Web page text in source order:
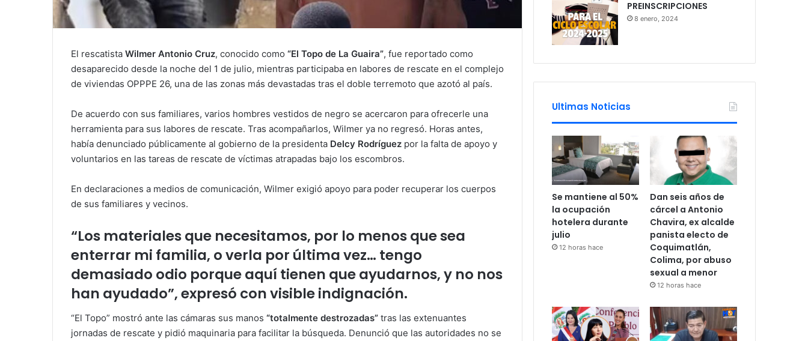
El rescatista Wilmer Antonio Cruz, conocido como “El Topo de La Guaira”, fue reportado como
desaparecido desde la noche del 1 de julio, mientras participaba en labores de rescate en el complejo
de viviendas OPPPE 26, una de las zonas más devastadas tras el doble terremoto que azotó al país.
De acuerdo con sus familiares, varios hombres vestidos de negro se acercaron para ofrecerle una
herramienta para sus labores de rescate. Tras acompañarlos, Wilmer ya no regresó. Horas antes,
había denunciado públicamente al gobierno de la presidenta Delcy Rodríguez por la falta de apoyo y
voluntarios en las tareas de rescate de víctimas atrapadas bajo los escombros.
En declaraciones a medios de comunicación, Wilmer exigió apoyo para poder recuperar los cuerpos
de sus familiares y vecinos.
“Los materiales que necesitamos, por lo menos que sea
enterrar mi familia, o verla por última vez… tengo
demasiado odio porque aquí tienen que ayudarnos, y no nos
han ayudado”, expresó con visible indignación.
“El Topo” mostró ante las cámaras sus manos “totalmente destrozadas” tras las extenuantes
jornadas de rescate y pidió maquinaria para facilitar la búsqueda. Denunció que las autoridades no se
PREINSCRIPCIONES
8 enero, 2024
Ultimas Noticias
Se mantiene al 50%
la ocupación
hotelera durante
julio
12 horas hace
Dan seis años de
cárcel a Antonio
Chavira, ex alcalde
panista electo de
Coquimatlán,
Colima, por abuso
sexual a menor
12 horas hace